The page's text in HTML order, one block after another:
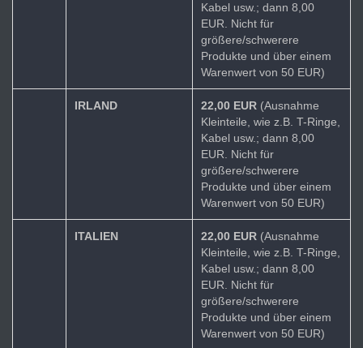
Kabel usw.; dann 8,00
EUR. Nicht für
größere/schwerere
Produkte und über einem
Warenwert von 50 EUR)
IRLAND 22,00 EUR (Ausnahme
Kleinteile, wie z.B. T-Ringe,
Kabel usw.; dann 8,00
EUR. Nicht für
größere/schwerere
Produkte und über einem
Warenwert von 50 EUR)
ITALIEN 22,00 EUR (Ausnahme
Kleinteile, wie z.B. T-Ringe,
Kabel usw.; dann 8,00
EUR. Nicht für
größere/schwerere
Produkte und über einem
Warenwert von 50 EUR)